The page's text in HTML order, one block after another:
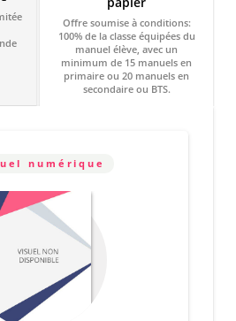
Offre soumise à conditions:
100% de la classe équipées du
manuel élève, avec un
minimum de 15 manuels en
primaire ou 20 manuels en
secondaire ou BTS.
numérique